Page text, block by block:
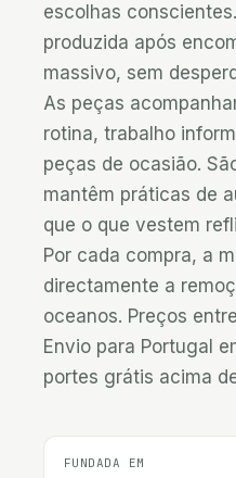
escolhas
produzida após
massivo, sem
As peças
rotina, trabalho
peças de ocasião.
mantêm práticas de
que o que vestem
Por cada compra, a
directamente a
oceanos. Preços
Envio para Portugal
portes grátis acima
FUNDADA EM